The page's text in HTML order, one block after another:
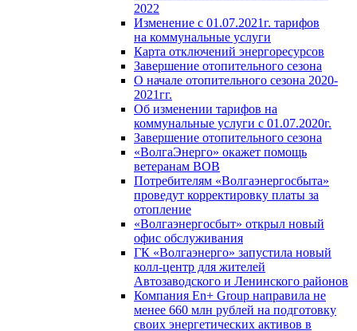
2022
Изменение с 01.07.2021г. тарифов
на коммунальные услуги
Карта отключений энергоресурсов
Завершение отопительного сезона
О начале отопительного сезона 2020-
2021гг.
Об изменении тарифов на
коммунальные услуги с 01.07.2020г.
Завершение отопительного сезона
«ВолгаЭнерго» окажет помощь
ветеранам ВОВ
Потребителям «Волгаэнергосбыта»
проведут корректировку платы за
отопление
«Волгаэнергосбыт» открыл новый
офис обслуживания
ГК «Волгаэнерго» запустила новый
колл-центр для жителей
Автозаводского и Ленинского районов
Компания En+ Group направила не
менее 660 млн рублей на подготовку
своих энергетических активов в